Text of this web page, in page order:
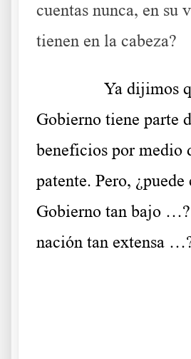
cuentas nunca, en su
tienen en la cabeza?
Ya dijimos
Gobierno tiene parte
beneficios por medio
patente. Pero, ¿puede
Gobierno tan bajo
nación tan extensa